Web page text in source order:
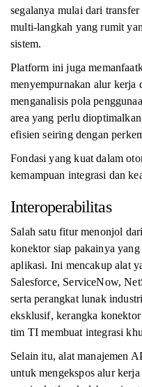
segalanya mulai dari
multi-langkah yang rumit
sistem.
Platform ini juga
menyempurnakan alur
menganalisis pola
area yang perlu
efisien seiring dengan
Fondasi yang kuat dalam
kemampuan integrasi dan
Interoperabilitas
Salah satu fitur menonjol
konektor siap pakainya
aplikasi. Ini mencakup alat
Salesforce, ServiceNow,
serta perangkat lunak
eksklusif, kerangka
tim TI membuat integrasi
Selain itu, alat manajemen
untuk mengekspos alur